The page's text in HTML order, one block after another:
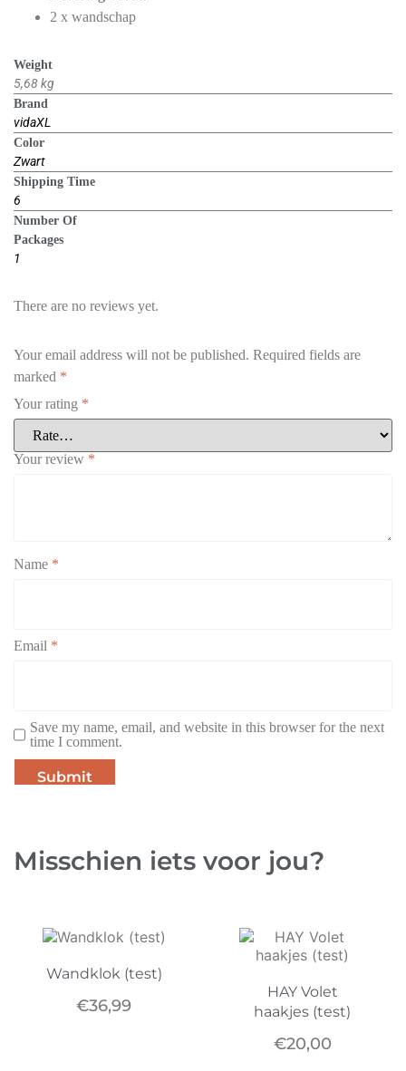
2 x wandschap
Weight
5,68 kg
Brand
vidaXL
Color
Zwart
Shipping Time
6
Number Of
Packages
1
There are no reviews yet.
Your email address will not be published. Required fields are
marked *
Your rating *
Your review *
Name *
Email *
Save my name, email, and website in this browser for the next
time I comment.
Misschien iets voor jou?
Wandklok (test)
€36,99
HAY Volet
haakjes (test)
€20,00